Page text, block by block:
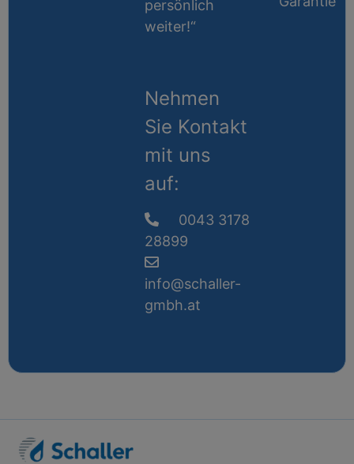
persönlich
weiter!“
Nehmen
Sie Kontakt
mit uns
auf:
0043 3178
28899
info@schaller-
gmbh.at